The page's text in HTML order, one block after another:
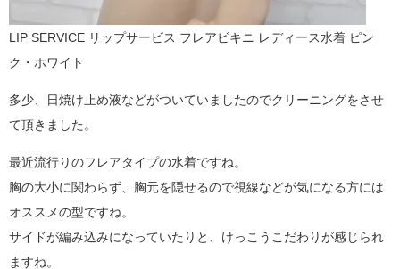
LIP SERVICE リップサービス フレアビキニ レディース水着 ピン
ク・ホワイト
多少、日焼け止め液などがついていましたのでクリーニングをさせ
て頂きました。
最近流行りのフレアタイプの水着ですね。
胸の大小に関わらず、胸元を隠せるので視線などが気になる方には
オススメの型ですね。
サイドが編み込みになっていたりと、けっこうこだわりが感じられ
ますね。